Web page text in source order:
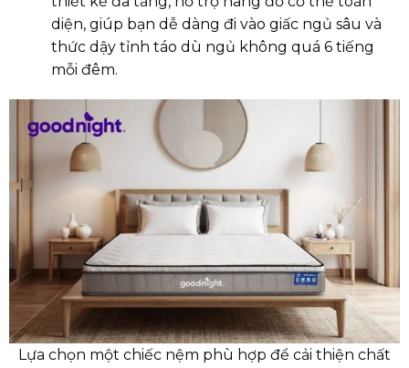
diện, giúp bạn dễ dàng đi vào giấc ngủ sâu và
thức dậy tỉnh táo dù ngủ không quá 6 tiếng
mỗi đêm.
Lựa chọn một chiếc nệm phù hợp để cải thiện chất